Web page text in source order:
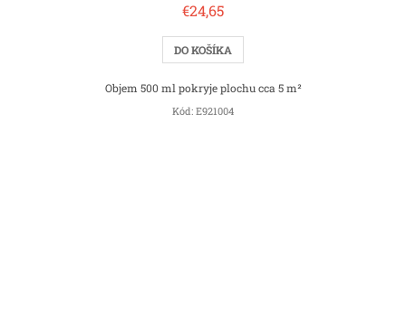
€24,65
DO KOŠÍKA
Objem 500 ml pokryje plochu cca 5 m²
Kód: E921004